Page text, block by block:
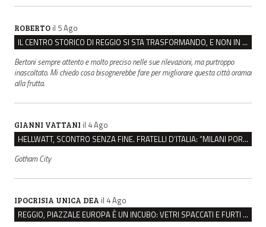
ROBERTO il 5 Ago
IL CENTRO STORICO DI REGGIO SI STA TRASFORMANDO, E NON IN MEGLIO
Bertoni sempre attento e molto preciso nelle sue rilevazioni, ma purtroppo
inascoltato. Mi chiedo cosa bisognerebbe fare per migliorare questa città oramai
alla frutta.
GIANNI VATTANI il 4 Ago
HELLWATT, SCONTRO SENZA FINE. FRATELLI D’ITALIA: “MILANI PORTA DOCUMENTI, DE FRANCO INSULTI”
Gotham City
IPOCRISIA UNICA DEA il 4 Ago
REGGIO, PIAZZALE EUROPA È UN INCUBO: VETRI SPACCATI E FURTI SULLE AUTO IN SOSTA